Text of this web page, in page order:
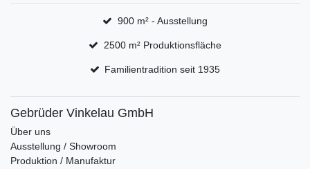
900 m² - Ausstellung
2500 m² Produktionsfläche
Familientradition seit 1935
Gebrüder Vinkelau GmbH
Über uns
Ausstellung / Showroom
Produktion / Manufaktur